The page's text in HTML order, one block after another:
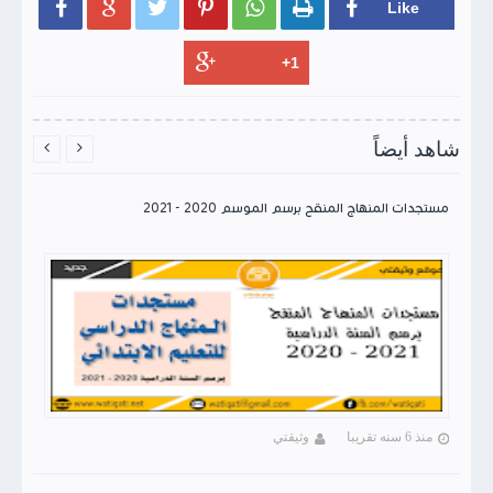
     
شاهد أيضاً
مستجدات المنهاج المنقح برسم الموسم 2020 - 2021
منذ 6 سنه تقريبا وثيقتي
 